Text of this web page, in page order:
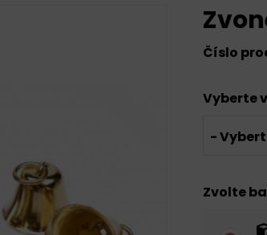
Číslo
Vyberte
-
Zvolte